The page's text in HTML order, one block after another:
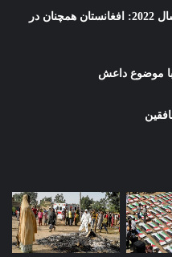
انتشار شاخص تروریسم جهانی در سال 2022: افغانستان همچنان در
موضوع داعش